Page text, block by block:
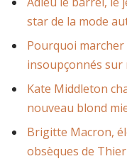
star de la mode
Pourquoi
insoupçonnés
Kate Middleton
nouveau blond
Brigitte Macron,
obsèques de